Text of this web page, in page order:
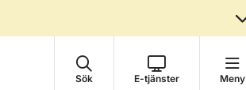
Sök E-tjänster Meny